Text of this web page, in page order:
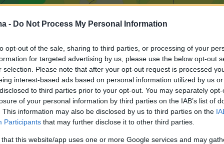
- Do Not Process My Personal Information
opt-out of the sale, sharing to third parties, or processing of your
for targeted advertising by us, please use the below opt-out
selection. Please note that after your opt-out request is processed
interest-based ads based on personal information utilized by us
to third parties prior to your opt-out. You may separately
of your personal information by third parties on the IAB’s list of
This information may also be disclosed by us to third parties on the
Participants that may further disclose it to other third parties.
that this website/app uses one or more Google services and may